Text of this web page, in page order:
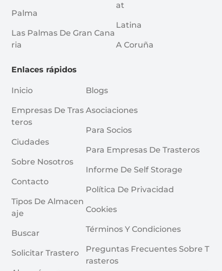
Palma
Las Palmas De Gran Cana
Ria
At
Latina
A Coruña
Enlaces rápidos
Inicio
Empresas De Tras
Teros
Ciudades
Sobre Nosotros
Contacto
Tipos De Almacen
Aje
Buscar
Solicitar Trastero
Blogs
Asociaciones
Para Socios
Para Empresas De Trasteros
Informe De Self Storage
Política De Privacidad
Cookies
Términos Y Condiciones
Preguntas Frecuentes Sobre T
Rasteros